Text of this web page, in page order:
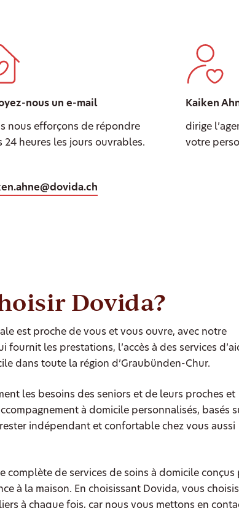
nous un e-mail
nous efforçons de répondre
24 heures les jours ouvrables.
Kaiken
dirige
votre
Dovida?
est proche de vous et vous ouvre, avec notre
fournit les prestations, l’accès à des services
dans toute la région d’Graubünden-Chur.
les besoins des seniors et de leurs proches et
à domicile personnalisés, basés
indépendant et confortable chez vous aussi
complète de services de soins à domicile conçus
à la maison. En choisissant Dovida, vous
à chaque fois, car nous vous mettons en